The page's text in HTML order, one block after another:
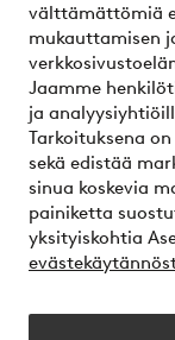
välttämättömiä
mukauttamisen
Jaamme
ja
Tarkoituksena
sekä edistää
sinua koskevia
painiketta
yksityiskohtia
Omat sivut
Tietoa Jotexista
Palvelumme
Ehdot
Ystävät